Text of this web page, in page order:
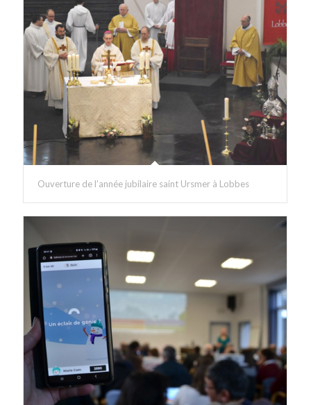
Ouverture de l’année jubilaire saint Ursmer à Lobbes